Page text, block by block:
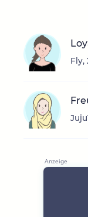
Fly,